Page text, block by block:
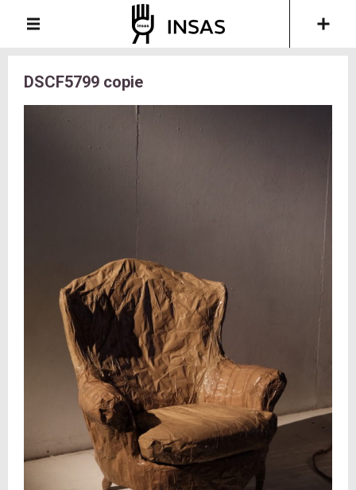
DSCF5799 copie